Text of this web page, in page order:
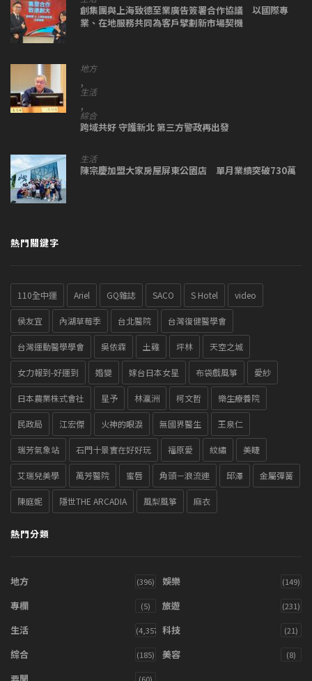
創集團與上海致德至業廣告簽署合作協議 以國際專
業、在地服務共同為客戶擘劃新市場契機
地方
,
生活
,
綜合
跨域共好 守護新北 第三方警政再出發
生活
陳宗慶加盟大家房屋屏東公園店 單月業績突破730萬
熱門關鍵字
110全中運 Ariel GQ雜誌 SACO S Hotel video
侯友宜 內湖草莓季 台北醫院 台灣復健醫學會
台灣運動醫學學會 吳依霖 土雞 坪林 天空之城
女力報到-好運到 婚變 嫁台日本女星 布袋戲風箏 愛紗
日本農業株式會社 星予 林瀛洲 柯文哲 樂生療養院
民政局 江宏傑 火神的眼淚 無國界醫生 王泉仁
瑞芳氣象站 石門十景實在好好玩 福原愛 紋繡 美睫
艾瑞兒美學 萬芳醫院 蜜唇 角頭－浪流連 邱澤 金屬彈簧
陳庭妮 隱世THE ARCADIA 風梨風箏 麻衣
熱門分類
地方 (396) 娛樂 (149)
專欄 (5) 旅遊 (231)
生活 (4,357) 科技 (21)
綜合 (185) 美容 (8)